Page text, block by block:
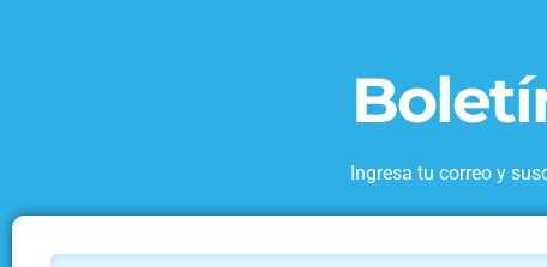
Ingresa tu correo y